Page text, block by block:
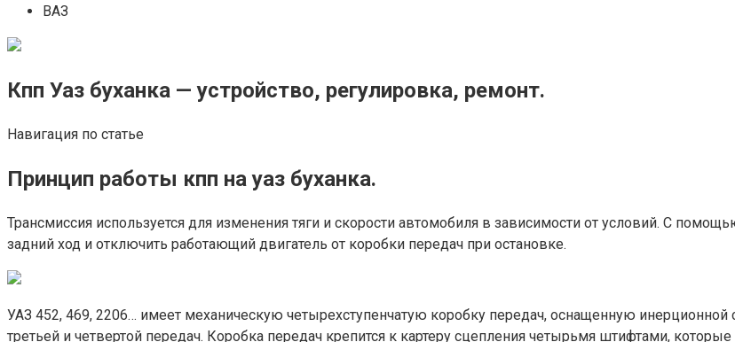
ВАЗ
Кпп Уаз буханка — устройство, регулировка, ремонт.
Навигация по статье
Принцип работы кпп на уаз буханка.
Трансмиссия используется для изменения тяги и скорости автомобиля в зависимости от условий. С
задний ход и отключить работающий двигатель от коробки передач при остановке.
УАЗ 452, 469, 2206… имеет механическую четырехступенчатую коробку передач, оснащенную
третьей и четвертой передач. Коробка передач крепится к картеру сцепления четырьмя штифтами,